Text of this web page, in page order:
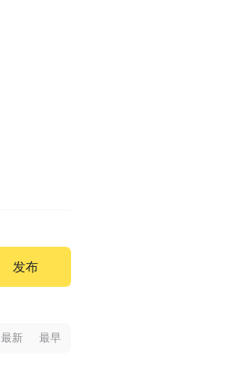
发布
最新 最早